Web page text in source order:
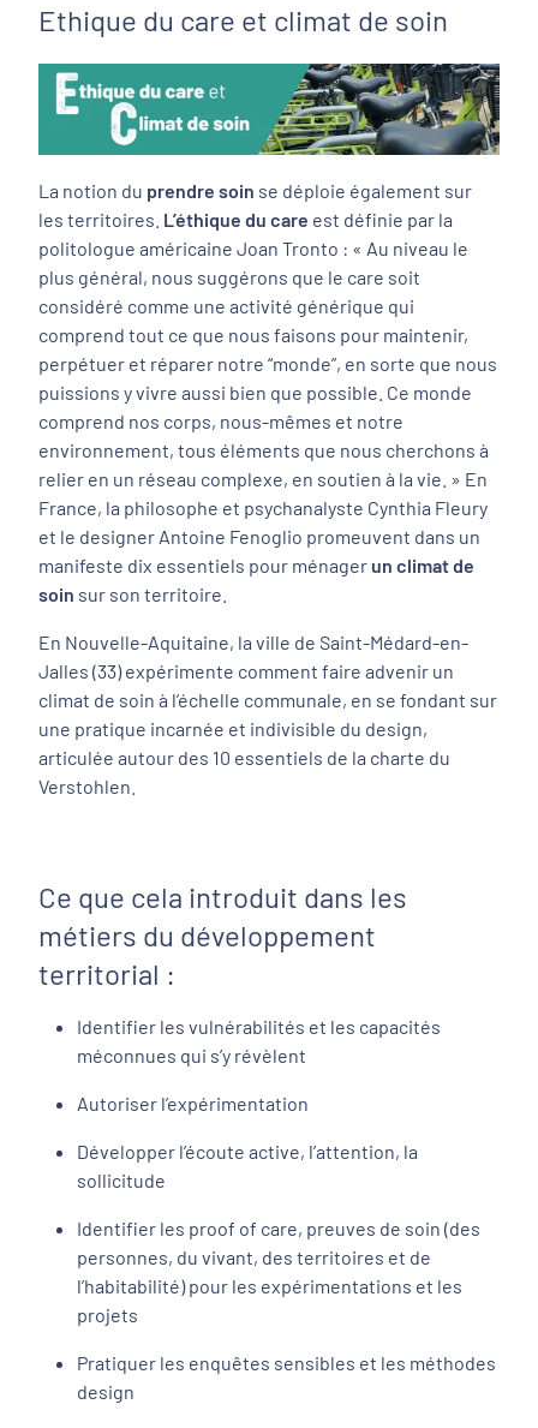
Ethique du care et climat de soin
La notion du prendre soin se déploie également sur
les territoires. L’éthique du care est définie par la
politologue américaine Joan Tronto : « Au niveau le
plus général, nous suggérons que le care soit
considéré comme une activité générique qui
comprend tout ce que nous faisons pour maintenir,
perpétuer et réparer notre “monde”, en sorte que nous
puissions y vivre aussi bien que possible. Ce monde
comprend nos corps, nous-mêmes et notre
environnement, tous éléments que nous cherchons à
relier en un réseau complexe, en soutien à la vie. » En
France, la philosophe et psychanalyste Cynthia Fleury
et le designer Antoine Fenoglio promeuvent dans un
manifeste dix essentiels pour ménager un climat de
soin sur son territoire.
En Nouvelle-Aquitaine, la ville de Saint-Médard-en-
Jalles (33) expérimente comment faire advenir un
climat de soin à l’échelle communale, en se fondant sur
une pratique incarnée et indivisible du design,
articulée autour des 10 essentiels de la charte du
Verstohlen.
Ce que cela introduit dans les
métiers du développement
territorial :
Identifier les vulnérabilités et les capacités
méconnues qui s’y révèlent
Autoriser l’expérimentation
Développer l’écoute active, l’attention, la
sollicitude
Identifier les proof of care, preuves de soin (des
personnes, du vivant, des territoires et de
l’habitabilité) pour les expérimentations et les
projets
Pratiquer les enquêtes sensibles et les méthodes
design